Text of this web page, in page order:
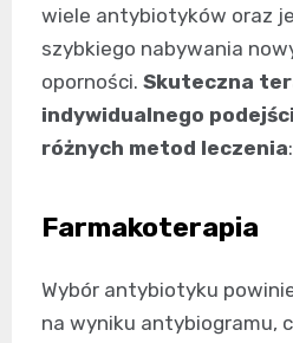
wiele antybiotyków oraz
szybkiego nabywania
oporności. Skuteczna
indywidualnego
różnych metod leczenia:
Farmakoterapia
Wybór antybiotyku
na wyniku antybiogramu,